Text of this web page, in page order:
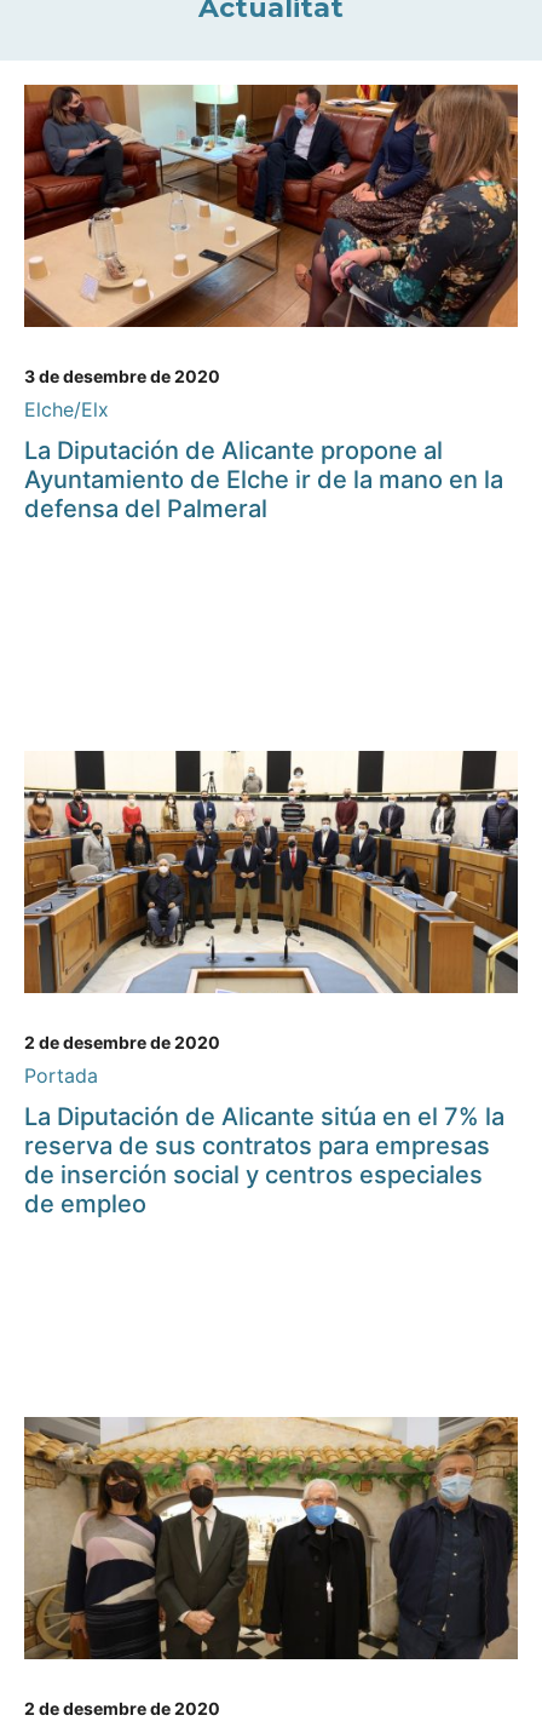
Actualitat
3 de desembre de 2020
Elche/Elx
La Diputación de Alicante propone al
Ayuntamiento de Elche ir de la mano en la
defensa del Palmeral
2 de desembre de 2020
Portada
La Diputación de Alicante sitúa en el 7% la
reserva de sus contratos para empresas
de inserción social y centros especiales
de empleo
2 de desembre de 2020